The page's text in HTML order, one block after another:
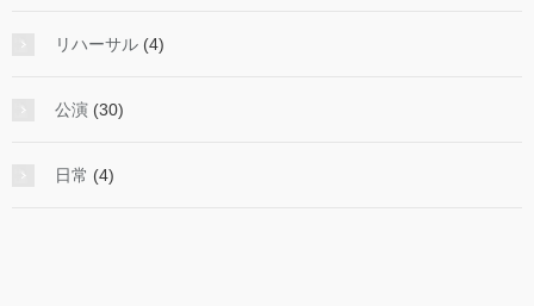
リハーサル (4)
公演 (30)
日常 (4)